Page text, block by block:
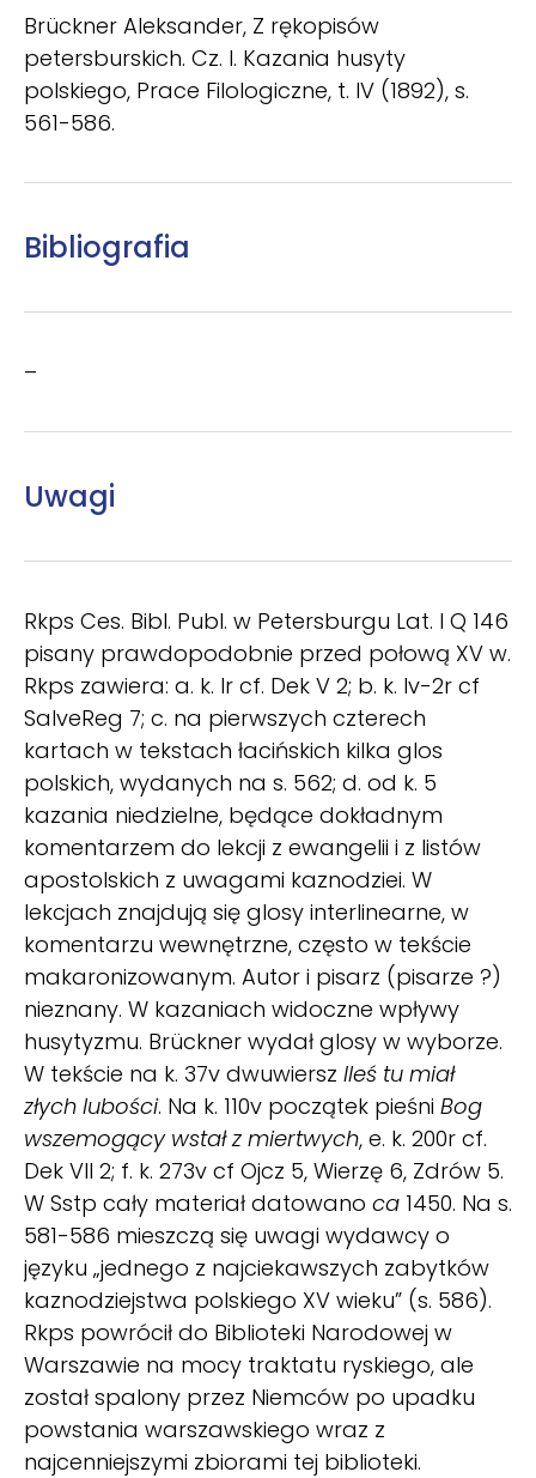
Brückner Aleksander, Z rękopisów
petersburskich. Cz. I. Kazania husyty
polskiego, Prace Filologiczne, t. IV (1892), s.
561-586.
Bibliografia
–
Uwagi
Rkps Ces. Bibl. Publ. w Petersburgu Lat. I Q 146
pisany prawdopodobnie przed połową XV w.
Rkps zawiera: a. k. Ir cf. Dek V 2; b. k. lv-2r cf
SalveReg 7; c. na pierwszych czterech
kartach w tekstach łacińskich kilka glos
polskich, wydanych na s. 562; d. od k. 5
kazania niedzielne, będące dokładnym
komentarzem do lekcji z ewangelii i z listów
apostolskich z uwagami kaznodziei. W
lekcjach znajdują się glosy interlinearne, w
komentarzu wewnętrzne, często w tekście
makaronizowanym. Autor i pisarz (pisarze ?)
nieznany. W kazaniach widoczne wpływy
husytyzmu. Brückner wydał glosy w wyborze.
W tekście na k. 37v dwuwiersz Ileś tu miał
złych lubości. Na k. 110v początek pieśni Bog
wszemogący wstał z miertwych, e. k. 200r cf.
Dek VII 2; f. k. 273v cf Ojcz 5, Wierzę 6, Zdrów 5.
W Sstp cały materiał datowano ca 1450. Na s.
581-586 mieszczą się uwagi wydawcy o
języku „jednego z najciekawszych zabytków
kaznodziejstwa polskiego XV wieku” (s. 586).
Rkps powrócił do Biblioteki Narodowej w
Warszawie na mocy traktatu ryskiego, ale
został spalony przez Niemców po upadku
powstania warszawskiego wraz z
najcenniejszymi zbiorami tej biblioteki.